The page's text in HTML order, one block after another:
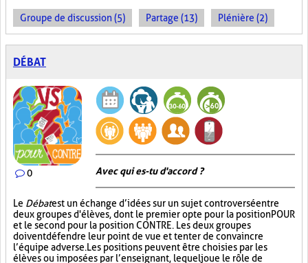
Groupe de discussion (5) Partage (13) Plénière (2)
DÉBAT
0 Avec qui es-tu d'accord ?
Le Débatest un échange d’idées sur un sujet controversé entre
deux groupes d'élèves, dont le premier opte pour la position POUR
et le second pour la position CONTRE. Les deux groupes
doivent défendre leur point de vue et tenter de convaincre
l’équipe adverse. Les positions peuvent être choisies par les
élèves ou imposées par l’enseignant, lequel joue le rôle de